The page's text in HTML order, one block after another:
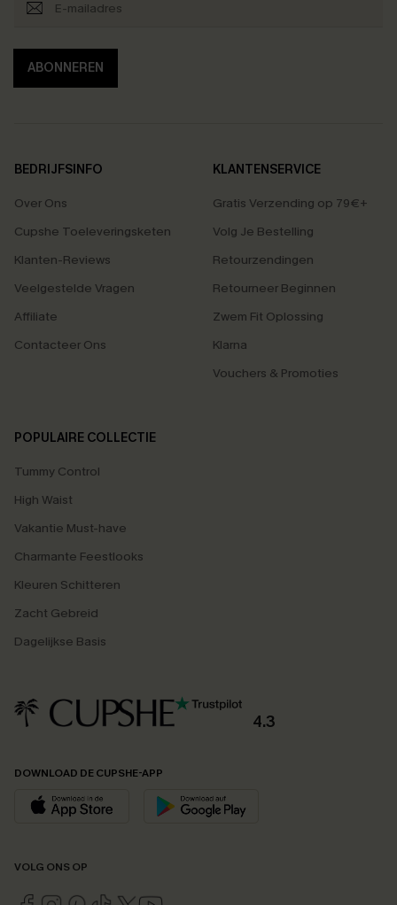
ABONNEREN
BEDRIJFSINFO
Over Ons
Cupshe Toeleveringsketen
Klanten-Reviews
Veelgestelde Vragen
Affiliate
Contacteer Ons
KLANTENSERVICE
Gratis Verzending op 79€+
Volg Je Bestelling
Retourzendingen
Retourneer Beginnen
Zwem Fit Oplossing
Klarna
Vouchers & Promoties
POPULAIRE COLLECTIE
Tummy Control
High Waist
Vakantie Must-have
Charmante Feestlooks
Kleuren Schitteren
Zacht Gebreid
Dagelijkse Basis
4.3
DOWNLOAD DE CUPSHE-APP
VOLG ONS OP